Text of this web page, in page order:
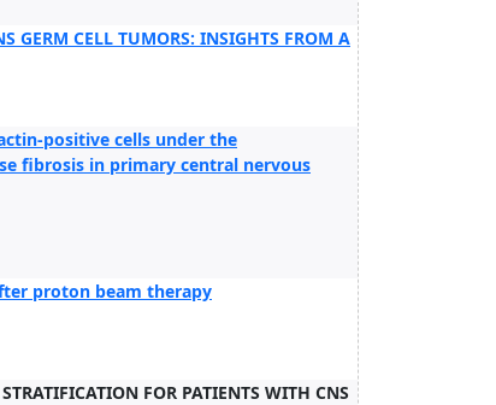
GERM CELL TUMORS: INSIGHTS FROM A
positive cells under the
fibrosis in primary central nervous
proton beam therapy
FOR PATIENTS WITH CNS